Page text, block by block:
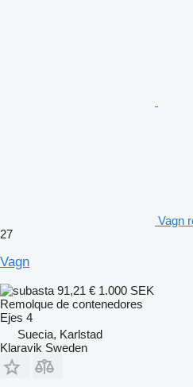
Vagn
27
Vagn
91,21 € 1.000 SEK
Remolque de contenedores
Ejes 4
Suecia, Karlstad
Klaravik Sweden